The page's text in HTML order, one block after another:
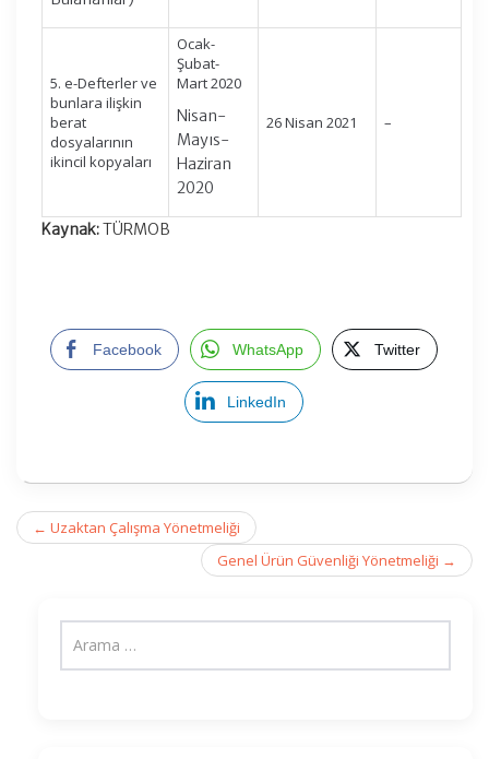
5. e-Defterler ve
bunlara ilişkin
berat
dosyalarının
ikincil kopyaları
Ocak-
Şubat-
Mart 2020
Nisan-
Mayıs-
Haziran
2020
26 Nisan 2021 –
Kaynak:TÜRMOB
Facebook WhatsApp Twitter
LinkedIn
Post
navigation
← Uzaktan Çalışma Yönetmeliği
Genel Ürün Güvenliği Yönetmeliği →